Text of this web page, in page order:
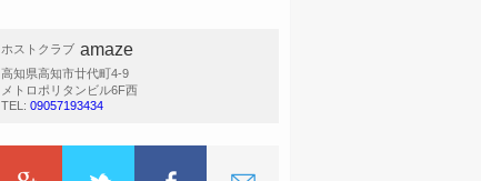
ホストクラブ amaze
高知県高知市廿代町4-9
メトロポリタンビル6F西
TEL: 09057193434